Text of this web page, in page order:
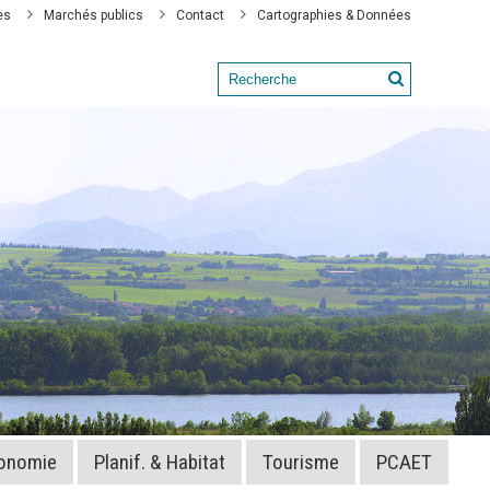
Marchés publics Contact Cartographies & Données
Planif. & Habitat Tourisme PCAET